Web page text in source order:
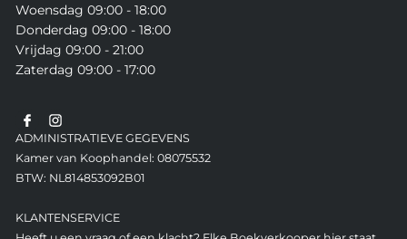
Woensdag 09:00 - 18:00
Donderdag 09:00 - 18:00
Vrijdag 09:00 - 21:00
Zaterdag 09:00 - 17:00
ADMINISTRATIEVE GEGEVENS
Kamer van Koophandel: 08075532
BTW: NL814853092B01
KLANTENSERVICE